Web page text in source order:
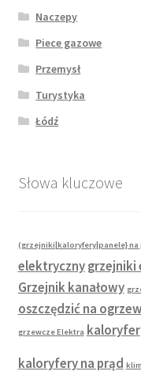
Naczepy
Piece gazowe
Przemysł
Turystyka
Łódź
Słowa kluczowe
(grzejniki|kaloryfery|panele} na
elektryczny grzejniki
Grzejnik kanałowy
oszczędzić na
grzewcze Elektra kaloryfer
kaloryfery na prąd